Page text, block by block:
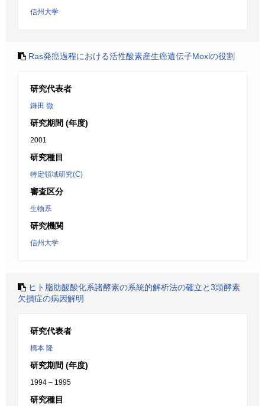
信州大学
Ras発癌過程における活性酸素産生癌遺伝子Moxlの役割
研究代表者
鎌田 徹
研究期間 (年度)
2001
研究種目
特定領域研究(C)
審査区分
生物系
研究機関
信州大学
ヒト脂肪酸酸化系諸酵素の系統的解析法の確立と3頭酵素
欠損症の病因解明
研究代表者
橋本 隆
研究期間 (年度)
1994 – 1995
研究種目